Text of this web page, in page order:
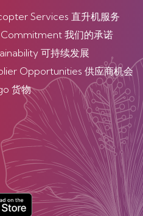
Services 直升机服务
我们的承诺
可持续发展
Opportunities 供应商机会
货物